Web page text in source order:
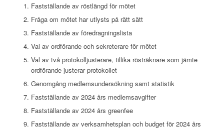
Fastställande av röstlängd för mötet
Fråga om mötet har utlysts på rätt sätt
Fastställande av föredragningslista
Val av ordförande och sekreterare för mötet
Val av två protokolljusterare, tillika rösträknare som jämte
ordförande justerar protokollet
Genomgång medlemsundersökning samt statistik
Fastställande av 2024 års medlemsavgifter
Fastställande av 2024 års greenfee
Fastställande av verksamhetsplan och budget för 2024 års